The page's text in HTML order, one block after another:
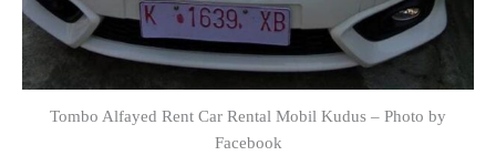
Tombo Alfayed Rent Car Rental Mobil Kudus – Photo by
Facebook